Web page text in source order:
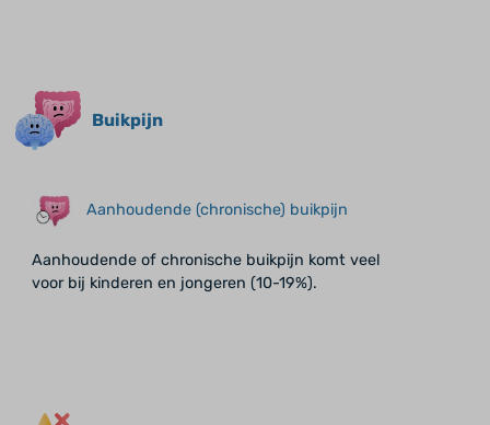
Buikpijn
Aanhoudende (chronische) buikpijn
Aanhoudende of chronische buikpijn komt veel
voor bij kinderen en jongeren (10-19%).